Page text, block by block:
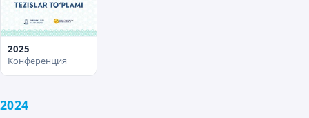
2025
Kонференция
2024